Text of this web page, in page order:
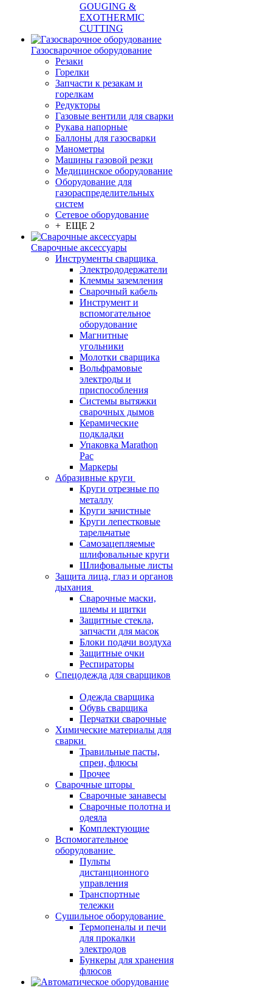
GOUGING &
EXOTHERMIC
CUTTING
Газосварочное оборудование
Резаки
Горелки
Запчасти к резакам и
горелкам
Редукторы
Газовые вентили для сварки
Рукава напорные
Баллоны для газосварки
Манометры
Машины газовой резки
Медицинское оборудование
Оборудование для
газораспределительных
систем
Сетевое оборудование
+ ЕЩЕ 2
Сварочные аксессуары
Инструменты сварщика
Электрододержатели
Клеммы заземления
Сварочный кабель
Инструмент и
вспомогательное
оборудование
Магнитные
угольники
Молотки сварщика
Вольфрамовые
электроды и
приспособления
Системы вытяжки
сварочных дымов
Керамические
подкладки
Упаковка Marathon
Pac
Маркеры
Абразивные круги
Круги отрезные по
металлу
Круги зачистные
Круги лепестковые
тарельчатые
Самозацепляемые
шлифовальные круги
Шлифовальные листы
Защита лица, глаз и органов
дыхания
Сварочные маски,
шлемы и щитки
Защитные стекла,
запчасти для масок
Блоки подачи воздуха
Защитные очки
Респираторы
Спецодежда для сварщиков
Одежда сварщика
Обувь сварщика
Перчатки сварочные
Химические материалы для
сварки
Травильные пасты,
спреи, флюсы
Прочее
Сварочные шторы
Сварочные занавесы
Сварочные полотна и
одеяла
Комплектующие
Вспомогательное
оборудование
Пульты
дистанционного
управления
Транспортные
тележки
Сушильное оборудование
Термопеналы и печи
для прокалки
электродов
Бункеры для хранения
флюсов